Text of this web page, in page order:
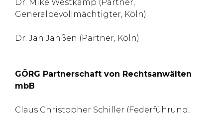
Dr. Mike Westkamp (Partner,
Generalbevollmächtigter, Köln)
Dr. Jan Janßen (Partner, Köln)
GÖRG Partnerschaft von Rechtsanwälten
mbB
Claus Christopher Schiller (Federführung,